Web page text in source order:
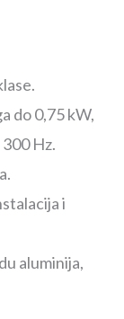
do 0,75 kW,
Hz.
i
aluminija,